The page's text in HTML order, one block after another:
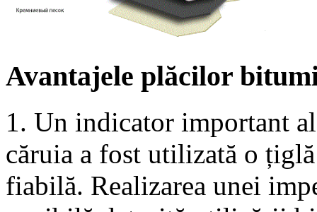
Avantajele plăcilor
1. Un indicator important
căruia a fost utilizată o
fiabilă. Realizarea unei